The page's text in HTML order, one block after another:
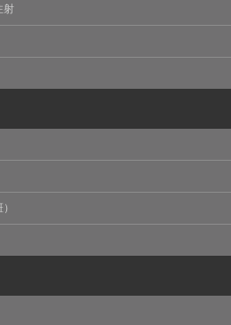
WEBサイトでは、アクセスログ
をサーバ上に記録しています。
トの保守管理や利用状況に関す
されます。それ以外の目的で使
ん。
て、改定される場合がありま
を生じるものとします。
射